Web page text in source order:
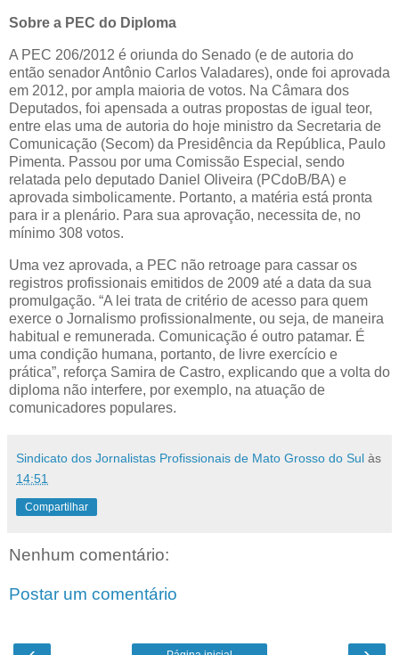
Sobre a PEC do Diploma
A PEC 206/2012 é oriunda do Senado (e de autoria do
então senador Antônio Carlos Valadares), onde foi aprovada
em 2012, por ampla maioria de votos. Na Câmara dos
Deputados, foi apensada a outras propostas de igual teor,
entre elas uma de autoria do hoje ministro da Secretaria de
Comunicação (Secom) da Presidência da República, Paulo
Pimenta. Passou por uma Comissão Especial, sendo
relatada pelo deputado Daniel Oliveira (PCdoB/BA) e
aprovada simbolicamente. Portanto, a matéria está pronta
para ir a plenário. Para sua aprovação, necessita de, no
mínimo 308 votos.
Uma vez aprovada, a PEC não retroage para cassar os
registros profissionais emitidos de 2009 até a data da sua
promulgação. “A lei trata de critério de acesso para quem
exerce o Jornalismo profissionalmente, ou seja, de maneira
habitual e remunerada. Comunicação é outro patamar. É
uma condição humana, portanto, de livre exercício e
prática”, reforça Samira de Castro, explicando que a volta do
diploma não interfere, por exemplo, na atuação de
comunicadores populares.
Sindicato dos Jornalistas Profissionais de Mato Grosso do Sul às
14:51
Compartilhar
Nenhum comentário:
Postar um comentário